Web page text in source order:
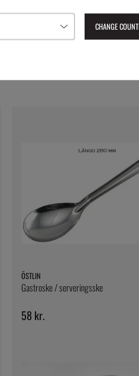
ÖSTLIN
Gastroske / serveringsske
58 kr.
CHANGE